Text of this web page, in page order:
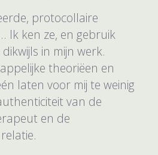
protocollaire
Ik ken ze, en gebruik
in mijn werk.
theoriëen en
laten voor mij te weinig
van de
en de